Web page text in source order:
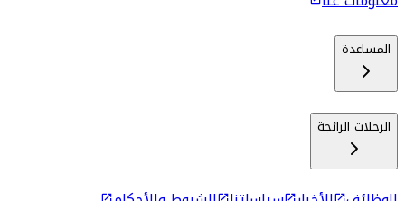
المساعدة
الرحلات الرائجة